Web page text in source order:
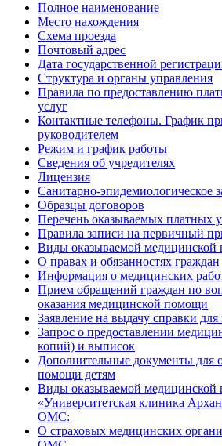
Полное наименование
Место нахождения
Схема проезда
Почтовый адрес
Дата государственной
Структура и органы управления
Правила по предоставлению
услуг
Контактные телефоны. График
руководителем
Режим и график работы
Сведения об учредителях
Лицензия
Санитарно-эпидемиологическое
Образцы договоров
Перечень оказываемых платных
Правила записи на первичный
Виды оказываемой
О правах и обязанностях граждан
Информация о медицинских
Прием обращений граждан по
оказания медицинской помощи
Заявление на выдачу справки для
Запрос о предоставлении
копий) и выписок
Дополнительные документы для
помощи детям
Виды оказываемой
«Университетская клиника
ОМС:
О страховых медицинских